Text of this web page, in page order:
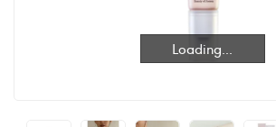
Loading...
Loading...